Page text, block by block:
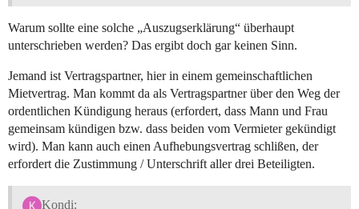
Warum sollte eine solche „Auszugserklärung“ überhaupt
unterschrieben werden? Das ergibt doch gar keinen Sinn.
Jemand ist Vertragspartner, hier in einem gemeinschaftlichen
Mietvertrag. Man kommt da als Vertragspartner über den Weg der
ordentlichen Kündigung heraus (erfordert, dass Mann und Frau
gemeinsam kündigen bzw. dass beiden vom Vermieter gekündigt
wird). Man kann auch einen Aufhebungsvertrag schlißen, der
erfordert die Zustimmung / Unterschrift aller drei Beteiligten.
Kondi: